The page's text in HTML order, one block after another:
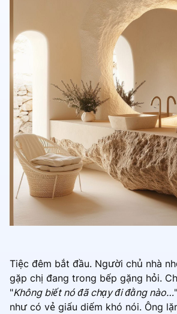
Tiệc đêm bắt đầu. Người chủ nhà
gặp chị đang trong bếp gặng hỏi.
"Không biết nó đã chạy đi đằng nào…
như có vẻ giấu diếm khó nói. Ông